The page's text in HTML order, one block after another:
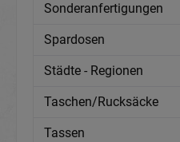
Sonderanfertigungen
Spardosen
Städte - Regionen
Taschen/Rucksäcke
Tassen